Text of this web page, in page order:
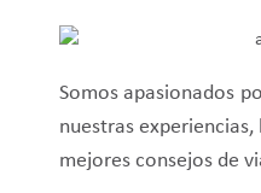
Somos apasionados
nuestras
mejores consejos de